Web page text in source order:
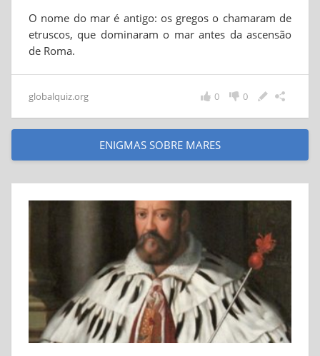
O nome do mar é antigo: os gregos o chamaram de
etruscos, que dominaram o mar antes da ascensão
de Roma.
globalquiz.org 0
0
ENIGMAS SOBRE MARES